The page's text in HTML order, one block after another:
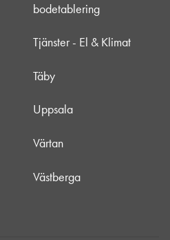
bodetablering
Tjänster - El & Klimat
Täby
Uppsala
Värtan
Västberga